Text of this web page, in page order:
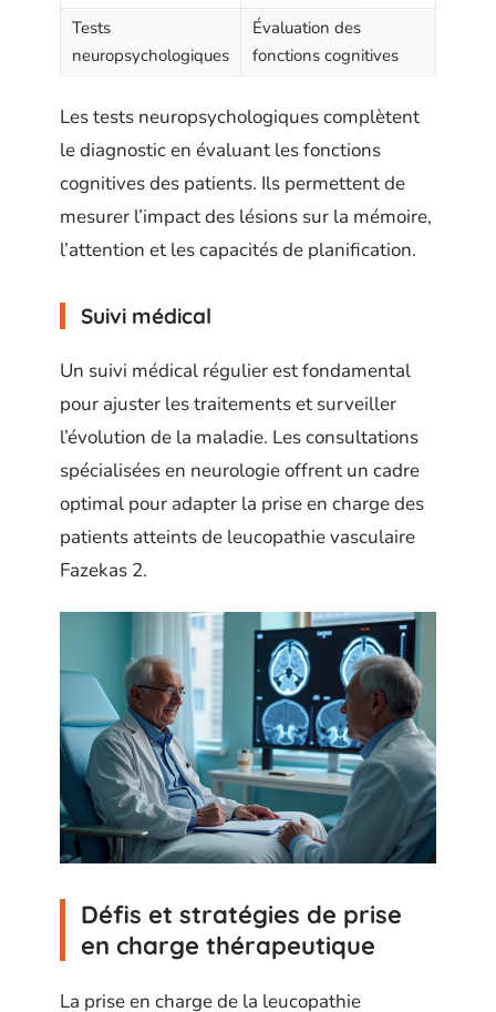
Tests
neuropsychologiques
Évaluation des
fonctions cognitives
Les tests neuropsychologiques complètent
le diagnostic en évaluant les fonctions
cognitives des patients. Ils permettent de
mesurer l’impact des lésions sur la mémoire,
l’attention et les capacités de planification.
Suivi médical
Un suivi médical régulier est fondamental
pour ajuster les traitements et surveiller
l’évolution de la maladie. Les consultations
spécialisées en neurologie offrent un cadre
optimal pour adapter la prise en charge des
patients atteints de leucopathie vasculaire
Fazekas 2.
Défis et stratégies de prise
en charge thérapeutique
La prise en charge de la leucopathie